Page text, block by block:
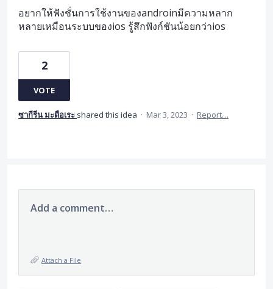
อยากให้ฟังชั่นการใช้งานของandroinมีความหลาก
หลายเหมือนระบบของios รู้สึกฟังก์ชันน้อยกว่าios
2
VOTE
ซากีรีน มะดือเระ shared this idea · Mar 3, 2023 · Report…
Add a comment…
Attach a File